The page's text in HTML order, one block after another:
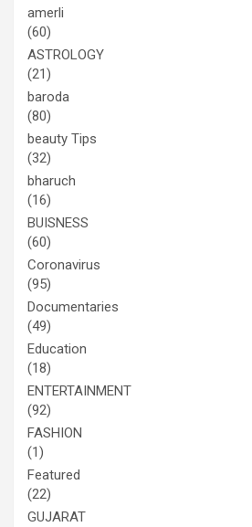
amerli
(60)
ASTROLOGY
(21)
baroda
(80)
beauty Tips
(32)
bharuch
(16)
BUISNESS
(60)
Coronavirus
(95)
Documentaries
(49)
Education
(18)
ENTERTAINMENT
(92)
FASHION
(1)
Featured
(22)
GUJARAT